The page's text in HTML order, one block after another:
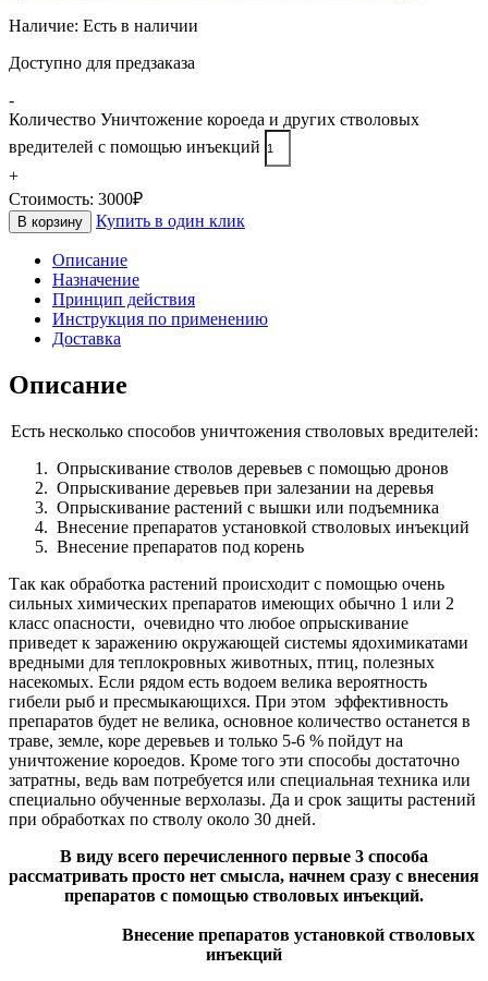
Наличие: Есть в наличии
Доступно для предзаказа
-
Количество Уничтожение короеда и других стволовых
вредителей с помощью инъекций
+
Стоимость: 3000₽
В корзину Купить в один клик
Описание
Назначение
Принцип действия
Инструкция по применению
Доставка
Описание
Есть несколько способов уничтожения стволовых вредителей:
Опрыскивание стволов деревьев с помощью дронов
Опрыскивание деревьев при залезании на деревья
Опрыскивание растений с вышки или подъемника
Внесение препаратов установкой стволовых инъекций
Внесение препаратов под корень
Так как обработка растений происходит с помощью очень
сильных химических препаратов имеющих обычно 1 или 2
класс опасности, очевидно что любое опрыскивание
приведет к заражению окружающей системы ядохимикатами
вредными для теплокровных животных, птиц, полезных
насекомых. Если рядом есть водоем велика вероятность
гибели рыб и пресмыкающихся. При этом эффективность
препаратов будет не велика, основное количество останется в
траве, земле, коре деревьев и только 5-6 % пойдут на
уничтожение короедов. Кроме того эти способы достаточно
затратны, ведь вам потребуется или специальная техника или
специально обученные верхолазы. Да и срок защиты растений
при обработках по стволу около 30 дней.
В виду всего перечисленного первые 3 способа
рассматривать просто нет смысла, начнем сразу с внесения
препаратов с помощью стволовых инъекций.
Внесение препаратов установкой стволовых
инъекций